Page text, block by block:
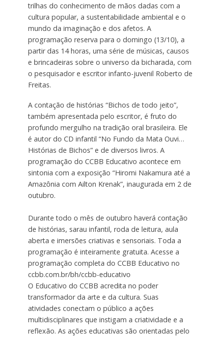
trilhas do conhecimento de mãos dadas com a
cultura popular, a sustentabilidade ambiental e o
mundo da imaginação e dos afetos. A
programação reserva para o domingo (13/10), a
partir das 14 horas, uma série de músicas, causos
e brincadeiras sobre o universo da bicharada, com
o pesquisador e escritor infanto-juvenil Roberto de
Freitas.
A contação de histórias “Bichos de todo jeito”,
também apresentada pelo escritor, é fruto do
profundo mergulho na tradição oral brasileira. Ele
é autor do CD infantil “No Fundo da Mata Ouvi…
Histórias de Bichos” e de diversos livros. A
programação do CCBB Educativo acontece em
sintonia com a exposição “Hiromi Nakamura até a
Amazônia com Ailton Krenak”, inaugurada em 2 de
outubro.
Durante todo o mês de outubro haverá contação
de histórias, sarau infantil, roda de leitura, aula
aberta e imersões criativas e sensoriais. Toda a
programação é inteiramente gratuita. Acesse a
programação completa do CCBB Educativo no
ccbb.com.br/bh/ccbb-educativo
O Educativo do CCBB acredita no poder
transformador da arte e da cultura. Suas
atividades conectam o público a ações
multidisciplinares que instigam a criatividade e a
reflexão. As ações educativas são orientadas pelo